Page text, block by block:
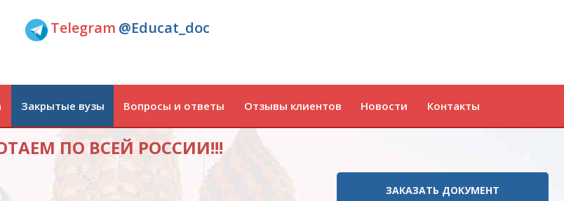
Telegram @Educat_doc
Закрытые вузы Вопросы и ответы Отзывы клиентов Новости Контакты
ПО ВСЕЙ РОССИИ!!!
ЗАКАЗАТЬ ДОКУМЕНТ